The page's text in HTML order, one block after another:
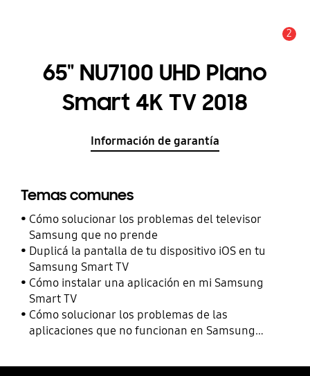
2
65" NU7100 UHD Plano
Smart 4K TV 2018
Información de garantía
Temas comunes
Cómo solucionar los problemas del televisor
Samsung que no prende
Duplicá la pantalla de tu dispositivo iOS en tu
Samsung Smart TV
Cómo instalar una aplicación en mi Samsung
Smart TV
Cómo solucionar los problemas de las
aplicaciones que no funcionan en Samsung